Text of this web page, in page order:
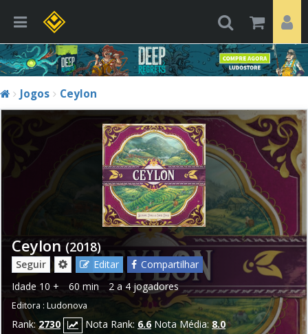
Jogos Ceylon
Ceylon (2018)
Seguir Editar
Compartilhar
Idade 10 + 60 min 2 a 4 jogadores
Editora : Ludonova
Rank: 2730 Nota Rank: 6.6 Nota Média:8.0